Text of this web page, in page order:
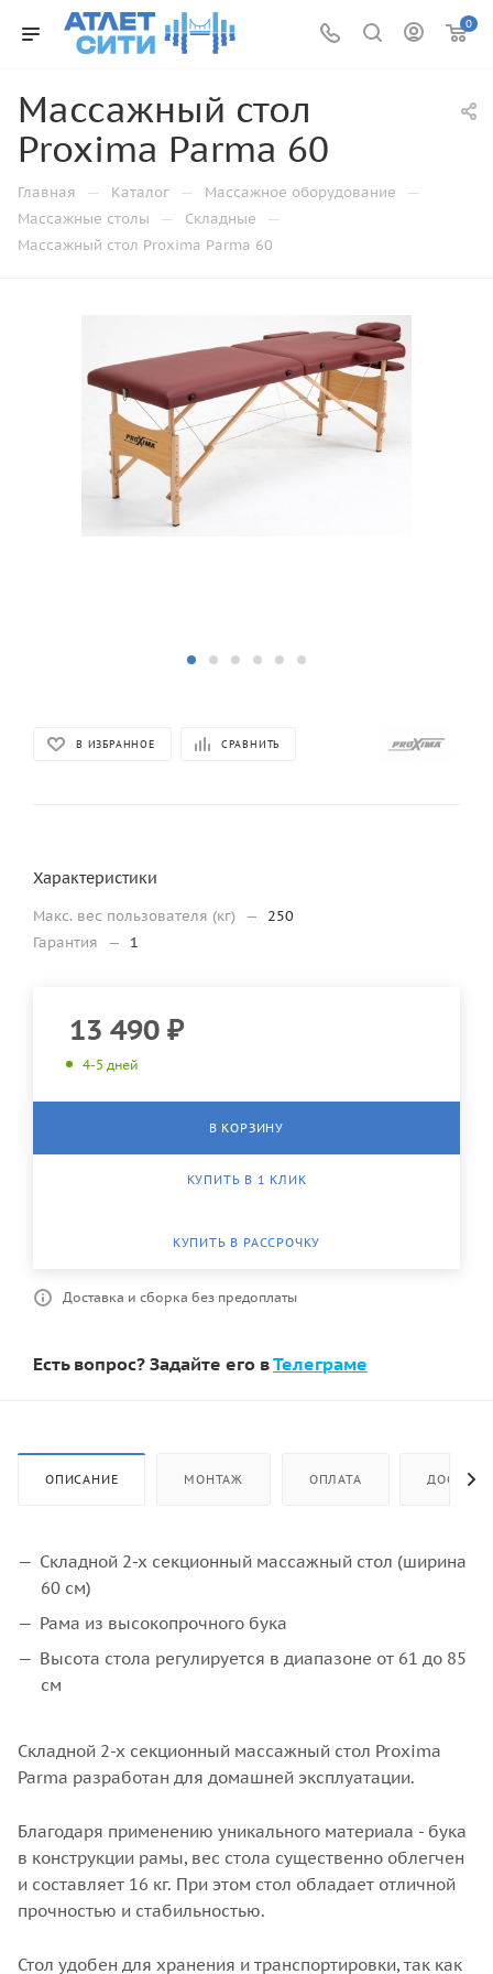
0
Массажный стол
Proxima Parma 60
Главная — Каталог — Массажное оборудование —
Массажные столы — Складные —
Массажный стол Proxima Parma 60
В ИЗБРАННОЕ СРАВНИТЬ
Характеристики
Макс. вес пользователя (кг) —
250
Гарантия
— 1
13 490 ₽
4-5 дней
В КОРЗИНУ
КУПИТЬ В 1 КЛИК
КУПИТЬ В РАССРОЧКУ
Доставка и сборка без предоплаты
Есть вопрос? Задайте его вТелеграме
ОПИСАНИЕ МОНТАЖ ОПЛАТА
Складной 2-х секционный массажный стол (ширина
60 см)
Рама из высокопрочного бука
Высота стола регулируется в диапазоне от 61 до 85
см
Складной 2-х секционный массажный стол Proxima
Parma разработан для домашней эксплуатации.
Благодаря применению уникального материала - бука
в конструкции рамы, вес стола существенно облегчен
и составляет 16 кг. При этом стол обладает отличной
прочностью и стабильностью.
Стол удобен для хранения и транспортировки, так как